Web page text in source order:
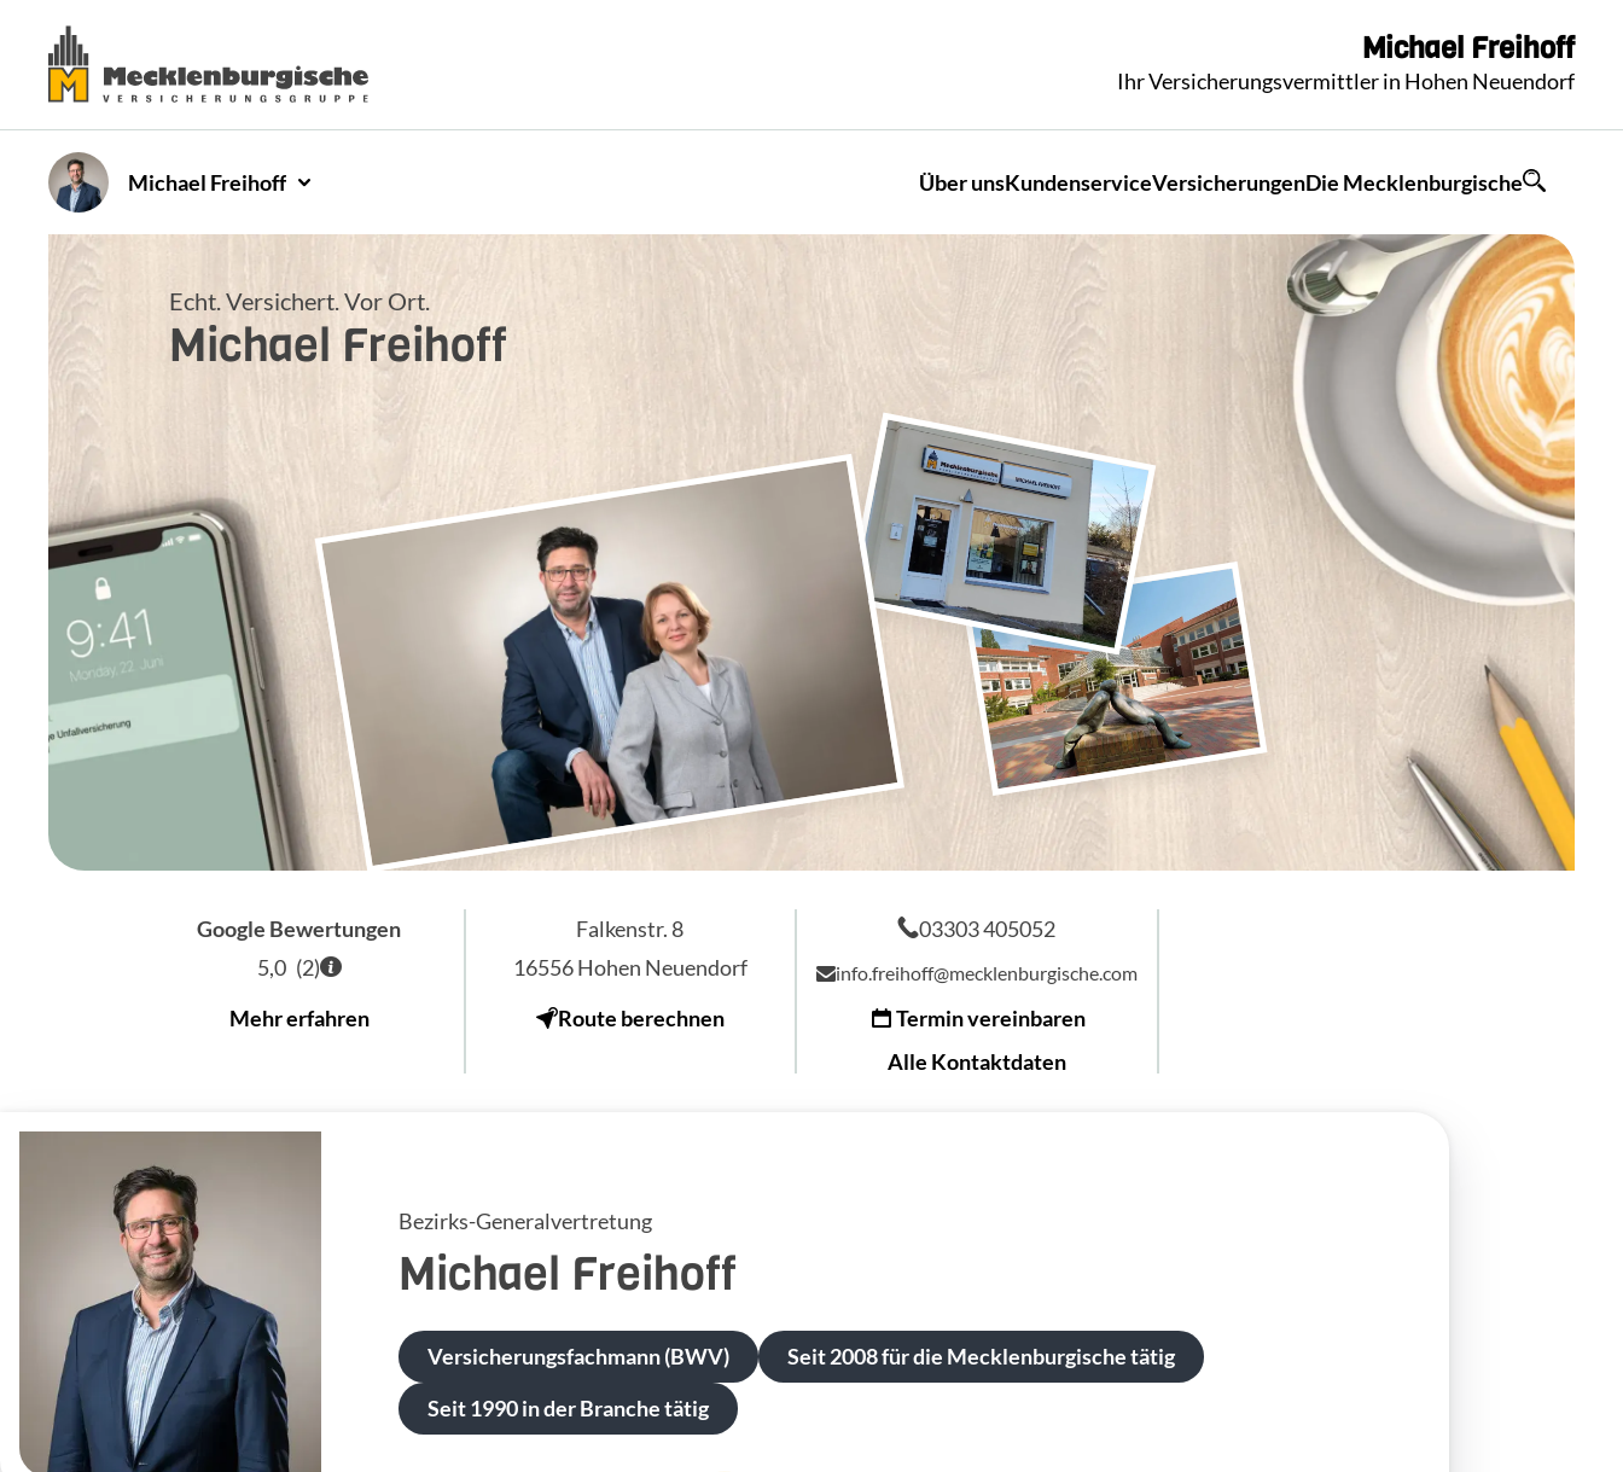
Michael Freihoff
Ihr Versicherungsvermittler in Hohen Neuendorf
Michael Freihoff Über unsKundenserviceVersicherungenDie Mecklenburgische
Michael Freihoff
Echt. Versichert. Vor Ort.
Google Bewertungen
5,0 (2)
Mehr erfahren
Falkenstr. 8
16556Hohen Neuendorf
Route berechnen
03303 405052
info.freihoff@mecklenburgische.com
Termin vereinbaren
Alle Kontaktdaten
Bezirks-Generalvertretung
Michael Freihoff
Versicherungsfachmann (BWV)
Seit 2008 für die Mecklenburgische tätig
Seit 1990 in der Branche tätig